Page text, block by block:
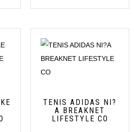
TENIS ADIDAS NI?
A BREAKNET
LIFESTYLE CO